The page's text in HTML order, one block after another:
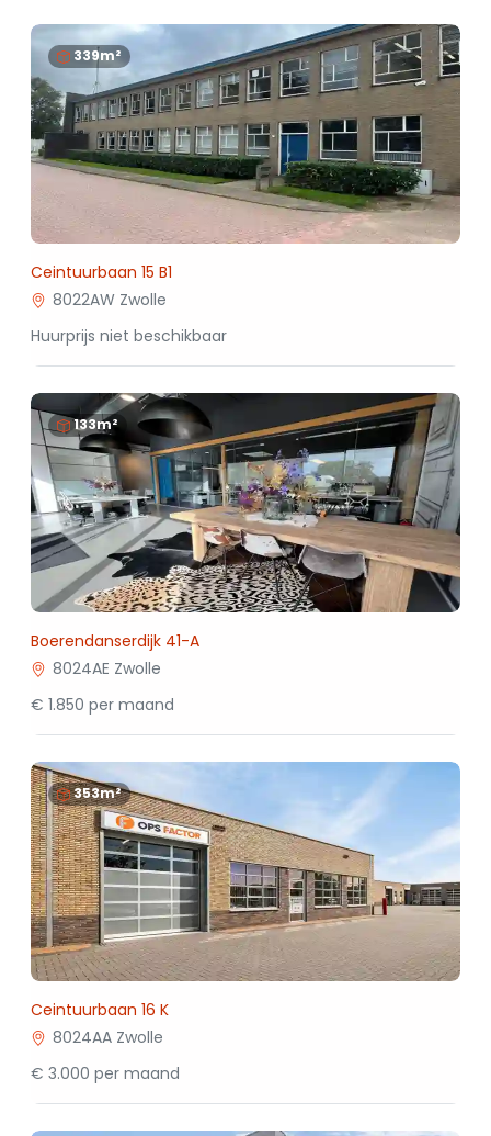
339m²
Ceintuurbaan 15 B1
8022AW Zwolle
Huurprijs niet beschikbaar
133m²
Boerendanserdijk 41-A
8024AE Zwolle
€ 1.850 per maand
353m²
Ceintuurbaan 16 K
8024AA Zwolle
€ 3.000 per maand